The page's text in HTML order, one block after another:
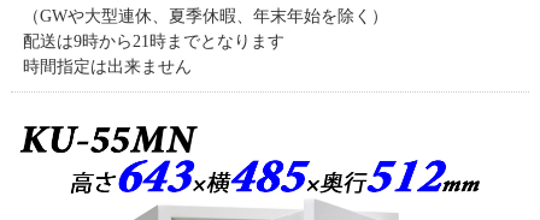
（GWや大型連休、夏季休暇、年末年始を除く）
配送は9時から21時までとなります
時間指定は出来ません